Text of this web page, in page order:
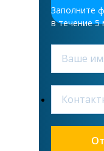
— ЗАЯВКА
Заполните
в течение 5